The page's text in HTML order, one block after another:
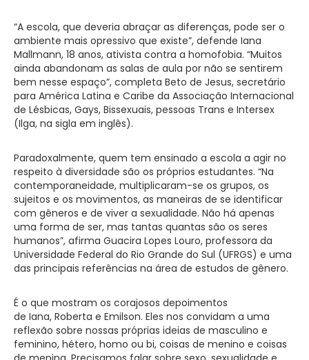
“A escola, que deveria abraçar as diferenças, pode ser o
ambiente mais opressivo que existe”, defende Iana
Mallmann, 18 anos, ativista contra a homofobia. “Muitos
ainda abandonam as salas de aula por não se sentirem
bem nesse espaço”, completa Beto de Jesus, secretário
para América Latina e Caribe da Associação Internacional
de Lésbicas, Gays, Bissexuais, pessoas Trans e Intersex
(Ilga, na sigla em inglês).
Paradoxalmente, quem tem ensinado a escola a agir no
respeito à diversidade são os próprios estudantes. “Na
contemporaneidade, multiplicaram-se os grupos, os
sujeitos e os movimentos, as maneiras de se identificar
com gêneros e de viver a sexualidade. Não há apenas
uma forma de ser, mas tantas quantas são os seres
humanos”, afirma Guacira Lopes Louro, professora da
Universidade Federal do Rio Grande do Sul (UFRGS) e uma
das principais referências na área de estudos de gênero.
É o que mostram os corajosos depoimentos
de Iana, Roberta e Emilson. Eles nos convidam a uma
reflexão sobre nossas próprias ideias de masculino e
feminino, hétero, homo ou bi, coisas de menino e coisas